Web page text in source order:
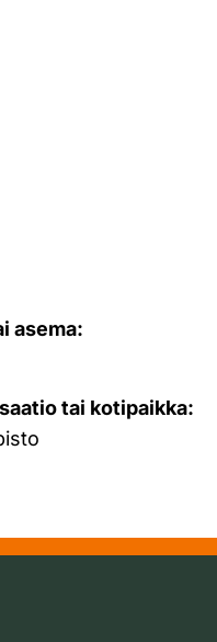
asema:
tai kotipaikka: